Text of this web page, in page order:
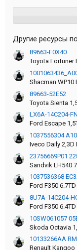
Другие ресурсы
89663-F0X40
Toyota Fortuner
Shacman WP10
89663-52E52
Toyota Sienta
LX6A-14C204-
Ford Escape
1037556304
Iveco Daily 2,3D
23756669P01
Sandvik LH540
1037536368
Ford F350
8U7A-14C204-
Ford F350
10SW061057
Skoda Octavia
10133266AA
Renault Kangoo